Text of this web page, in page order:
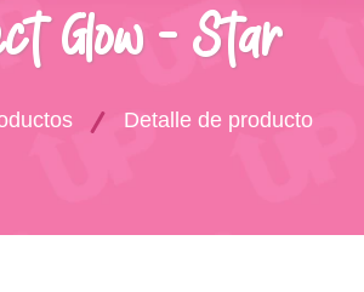
Glow - Star
Detalle de producto